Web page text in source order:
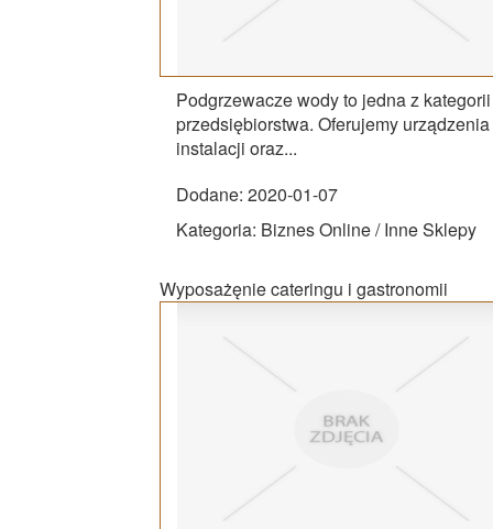
Podgrzewacze wody to jedna z
przedsiębiorstwa. Oferujemy
instalacji oraz...
Dodane: 2020-01-07
Kategoria: Biznes Online / Inne Sklepy
Wyposażęnie cateringu i gastronomii